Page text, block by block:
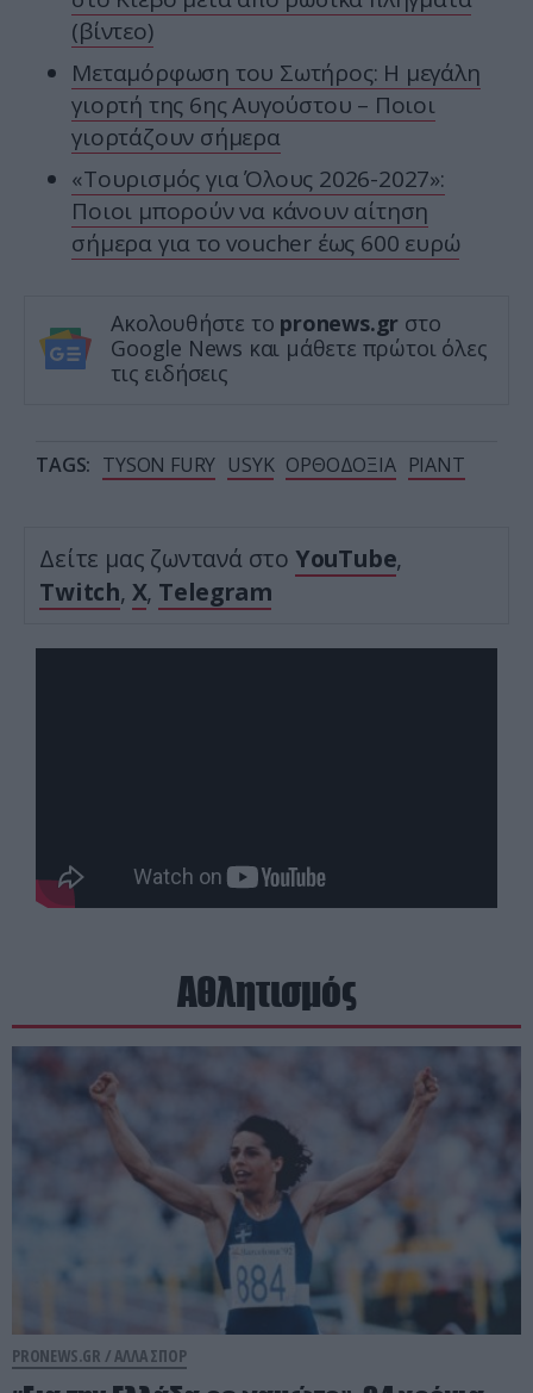
(βίντεο)
Μεταμόρφωση του Σωτήρος: Η μεγάλη
γιορτή της 6ης Αυγούστου – Ποιοι
γιορτάζουν σήμερα
«Τουρισμός για Όλους 2026-2027»:
Ποιοι μπορούν να κάνουν αίτηση
σήμερα για το voucher έως 600 ευρώ
Ακολουθήστε το pronews.gr στο
Google News και μάθετε πρώτοι όλες
τις ειδήσεις
TAGS: TYSON FURY USYK ΟΡΘΟΔΟΞΙΑ ΡΙΑΝΤ
Δείτε μας ζωντανά στο YouTube,
Twitch, X, Telegram
Αθλητισμός
PRONEWS.GR /ΑΛΛΑ ΣΠΟΡ